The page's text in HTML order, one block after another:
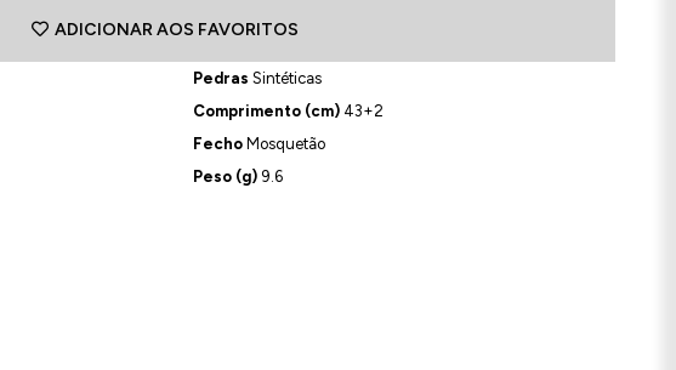
ADICIONAR AOS FAVORITOS
Pedras Sintéticas
Comprimento (cm)43+2
FechoMosquetão
Peso (g)9.6